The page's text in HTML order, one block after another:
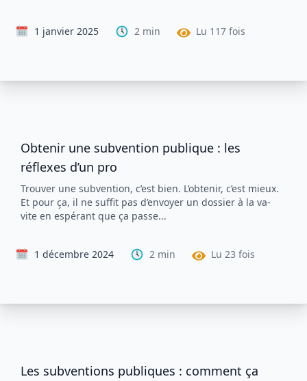
1 janvier 2025 2min Lu 117fois
Obtenir une subvention publique : les
réflexes d’un pro
Trouver une subvention, c’est bien. L’obtenir, c’est mieux.
Et pour ça, il ne suffit pas d’envoyer un dossier à la va-
vite en espérant que ça passe...
1 décembre 2024 2min Lu 23 fois
Les subventions publiques : comment ça